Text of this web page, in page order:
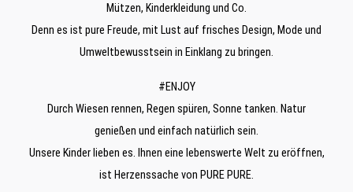
Mützen, Kinderkleidung und Co.
Denn es ist pure Freude, mit Lust auf frisches Design, Mode und
Umweltbewusstsein in Einklang zu bringen.
#ENJOY
Durch Wiesen rennen, Regen spüren, Sonne tanken. Natur
genießen und einfach natürlich sein.
Unsere Kinder lieben es. Ihnen eine lebenswerte Welt zu eröffnen,
ist Herzenssache von PURE PURE.